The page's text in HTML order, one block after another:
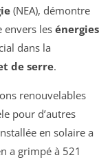
(NEA), démontre
envers les énergies
dans la
de serre.
renouvelables
pour d’autres
en solaire a
a grimpé à 521